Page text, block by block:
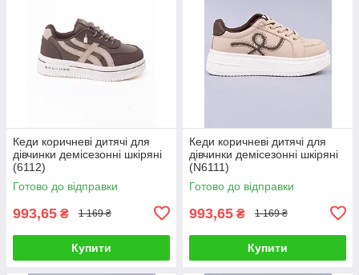
Кеди коричневі дитячі для
дівчинки демісезонні шкіряні
(6112)
Готово до відправки
993,65 ₴ 1 169 ₴
Купити
Кеди коричневі дитячі для
дівчинки демісезонні шкіряні
(N6111)
Готово до відправки
993,65 ₴ 1 169 ₴
Купити